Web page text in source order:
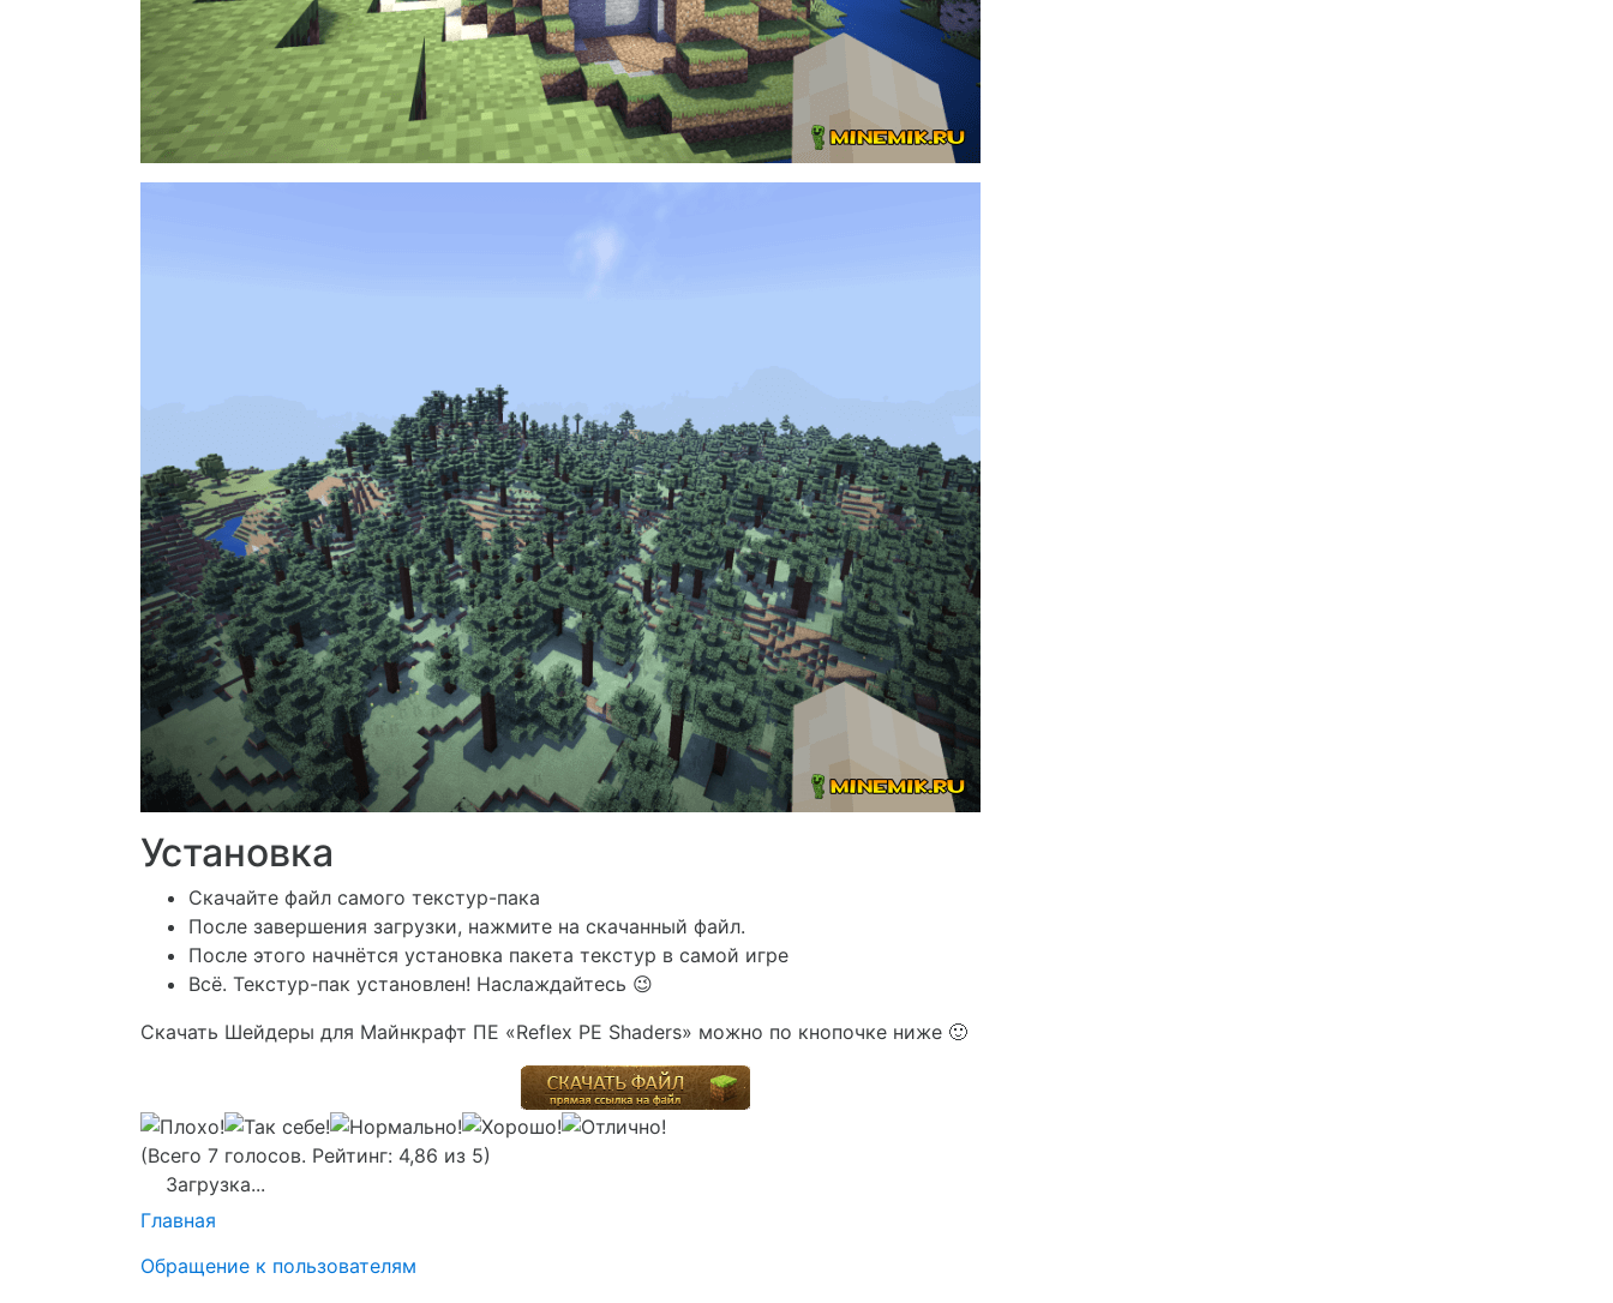
Установка
Скачайте файл самого текстур-пака
После завершения загрузки, нажмите на скачанный файл.
После этого начнётся установка пакета текстур в самой игре
Всё. Текстур-пак установлен! Наслаждайтесь 😉
Скачать Шейдеры для Майнкрафт ПЕ «Reflex PE Shaders» можно по кнопочке ниже 🙂
(Всего 7 голосов. Рейтинг: 4,86 из 5)
Загрузка...
Главная
Обращение к пользователям